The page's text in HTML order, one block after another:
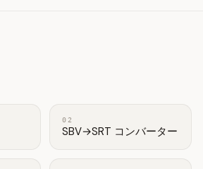
02
SBV→SRT コンバーター